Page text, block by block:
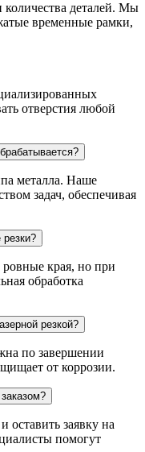
количества деталей. Мы
временные рамки,
отверстия любой
металла. Наше
задач, обеспечивая
ровные края, но при
обработка
резкой?
по завершении
от коррозии.
оставить заявку на
помогут